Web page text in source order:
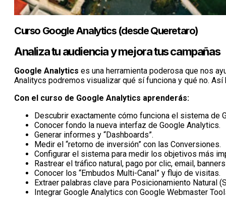
Curso Google Analytics (desde Queretaro)
Analiza tu audiencia y mejora tus campañas
Google Analytics es una herramienta poderosa que nos
Analitycs podremos visualizar qué sí funciona y qué no.
Con el curso de Google Analytics aprenderás:
Descubrir exactamente cómo funciona el sistema de
Conocer fondo la nueva interfaz de Google Analytics.
Generar informes y “Dashboards”.
Medir el “retorno de inversión” con las Conversiones.
Configurar el sistema para medir los objetivos más
Rastrear el tráfico natural, pago por clic, email,
Conocer los “Embudos Multi-Canal” y flujo de visitas.
Extraer palabras clave para Posicionamiento Natural
Integrar Google Analytics con Google Webmaster